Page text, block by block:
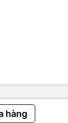
hàng